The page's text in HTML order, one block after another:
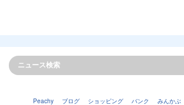
Peachy ブログ ショッピング バンク みんかぶ